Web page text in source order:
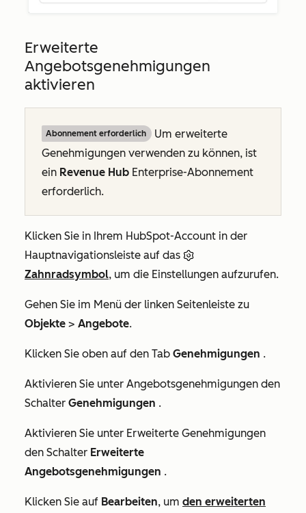
Erweiterte
Angebotsgenehmigungen
aktivieren
Abonnement erforderlich
Um erweiterte
Genehmigungen verwenden zu können, ist
ein Revenue Hub Enterprise-Abonnement
erforderlich.
Klicken Sie in Ihrem HubSpot-Account in der
Hauptnavigationsleiste auf das
Zahnradsymbol, um die Einstellungen aufzurufen.
Gehen Sie im Menü der linken Seitenleiste zu
Objekte > Angebote.
Klicken Sie oben auf den Tab Genehmigungen .
Aktivieren Sie unter Angebotsgenehmigungen den
Schalter Genehmigungen .
Aktivieren Sie unter Erweiterte Genehmigungen
den Schalter Erweiterte
Angebotsgenehmigungen .
Klicken Sie auf Bearbeiten, um den erweiterten